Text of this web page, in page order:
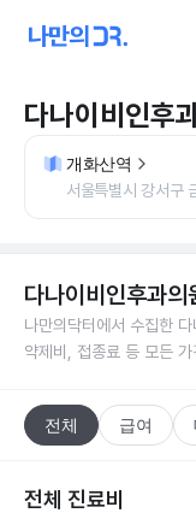
다나이비인후
개화산역
서울특별시 강서구
다나이비인후과의
나만의닥터에서 수집한
약제비, 접종료 등 모든
전체 급여
전체 진료비